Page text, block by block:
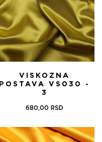
VISKOZNA
POSTAVA VS030 -
3
680,00 RSD